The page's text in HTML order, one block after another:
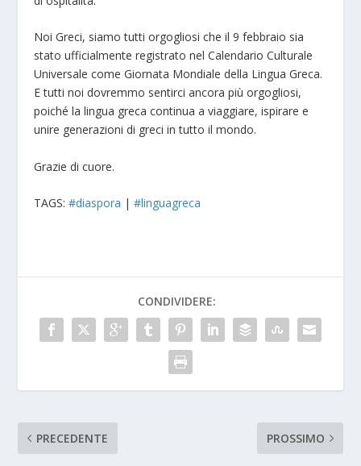
Noi Greci, siamo tutti orgogliosi che il 9 febbraio sia
stato ufficialmente registrato nel Calendario Culturale
Universale come Giornata Mondiale della Lingua Greca.
E tutti noi dovremmo sentirci ancora più orgogliosi,
poiché la lingua greca continua a viaggiare, ispirare e
unire generazioni di greci in tutto il mondo.
Grazie di cuore.
TAGS:#diaspora |#linguagreca
CONDIVIDERE:
PRECEDENTE PROSSIMO